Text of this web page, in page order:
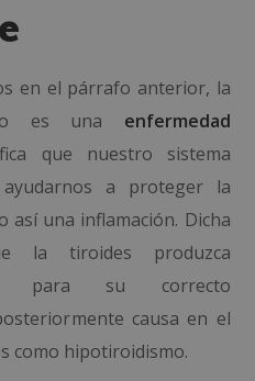
en el párrafo anterior, la
es una enfermedad
que nuestro sistema
a proteger la
así una inflamación. Dicha
la tiroides produzca
para su correcto
causa en el
como hipotiroidismo.